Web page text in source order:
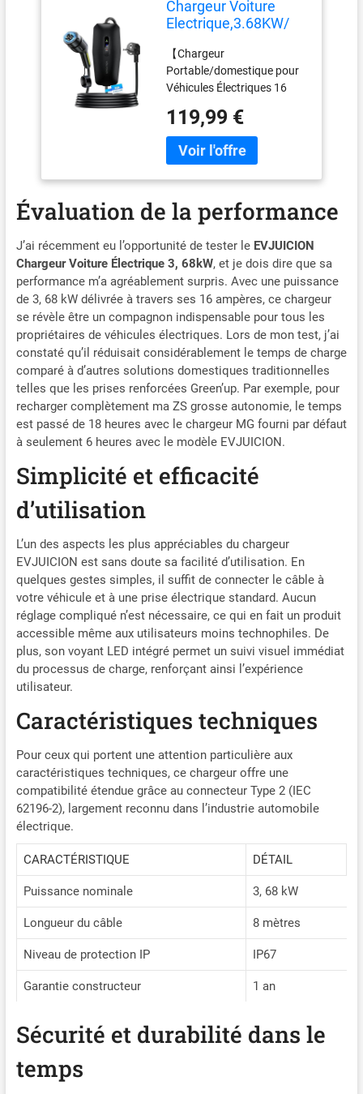
Chargeur Voiture
Electrique,3.68KW/
2, Cable Recharge
Véhicule Electrique
16A avec EU Schuko
Prise, Borne de
Recharge
Monophasé IP65,
Compatible avec E-
208, Model Y/3,ID.3,
【Chargeur
Portable/domestique pour
Véhicules Électriques 16
VDLPOWERVP est équipé
d'une prise Schuko
européenne de 16 A et
kW par heure. Que ce soit à
la maison ou en
déplacement, vous
trouverez rapidement une
prise adaptée pour
recharger votre véhicule,
pour plus de praticité.
【Brancher et Charger】
Pas de boutons ni de
réglages compliqués pour
démarrer la charge : plus
simple et plus intuitif !
Branchez simplement le
chargeur voiture électrique
pour lancer instantanément
voyants lumineux sur le
IP65 et protections
multiples】Le chargeur
pour véhicules électriques
VDLPOWERVP est fourni
avec un câble TPU industriel
de haute qualité de 5mètres
et bénéficie de 8 niveaux de
protection électrique.
fonctionne parfaitement
environnements,
garantissant une charge en
toute sécurité et protégeant
ainsi votre véhicule et vous-
chargeur portable pour
compatible avec tous les
véhicules électriques et
hybrides rechargeables de
type 2. Conforme à la
norme européenne IEC
62196-2. Ce câble de
recharge pour véhicules
compatible avec les
modèles Peugeot, Dacia
119,99 €
Évaluation de la performance
J’ai récemment eu l’opportunité de tester le EVJUICION
Chargeur Voiture Électrique 3, 68kW, et je dois dire que sa
performance m’a agréablement surpris. Avec une puissance
de 3, 68 kW délivrée à travers ses 16 ampères, ce chargeur
se révèle être un compagnon indispensable pour tous les
propriétaires de véhicules électriques. Lors de mon test, j’ai
constaté qu’il réduisait considérablement le temps de charge
comparé à d’autres solutions domestiques traditionnelles
telles que les prises renforcées Green’up. Par exemple, pour
recharger complètement ma ZS grosse autonomie, le temps
est passé de 18 heures avec le chargeur MG fourni par défaut
à seulement 6 heures avec le modèle EVJUICION.
Simplicité et efficacité
d’utilisation
L’un des aspects les plus appréciables du chargeur
EVJUICION est sans doute sa facilité d’utilisation. En
quelques gestes simples, il suffit de connecter le câble à
votre véhicule et à une prise électrique standard. Aucun
réglage compliqué n’est nécessaire, ce qui en fait un produit
accessible même aux utilisateurs moins technophiles. De
plus, son voyant LED intégré permet un suivi visuel immédiat
du processus de charge, renforçant ainsi l’expérience
utilisateur.
Caractéristiques techniques
Pour ceux qui portent une attention particulière aux
caractéristiques techniques, ce chargeur offre une
compatibilité étendue grâce au connecteur Type 2 (IEC
62196-2), largement reconnu dans l’industrie automobile
électrique.
CARACTÉRISTIQUE DÉTAIL
Puissance nominale 3, 68 kW
Longueur du câble 8 mètres
Niveau de protection IP IP67
Garantie constructeur 1 an
Sécurité et durabilité dans le
temps